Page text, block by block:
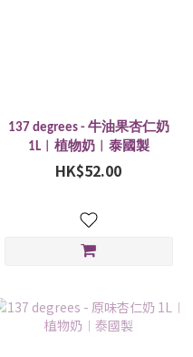
137 degrees - 牛油果杏仁奶
1L︱植物奶︱泰國製
HK$52.00